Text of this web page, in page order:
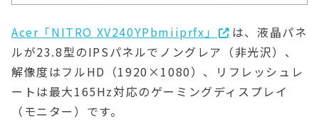
Acer「NITRO XV240YPbmiiprfx」
は、液晶パネ
ルが23.8型のIPSパネルでノングレア（非光沢）、
解像度はフルHD（1920×1080）、リフレッシュレ
ートは最大165Hz対応のゲーミングディスプレイ
（モニター）です。